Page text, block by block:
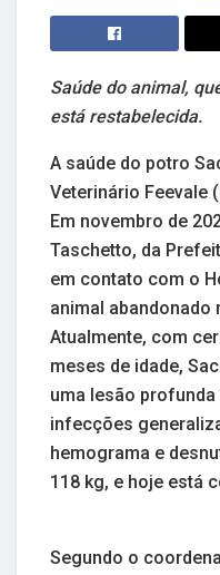
Saúde do animal,
está restabelecida.
A saúde do potro
Veterinário Feevale
Em novembro de
Taschetto, da
em contato com o
animal abandonado
Atualmente, com
meses de idade,
uma lesão
infecções
hemograma e
118 kg, e hoje está
Segundo o